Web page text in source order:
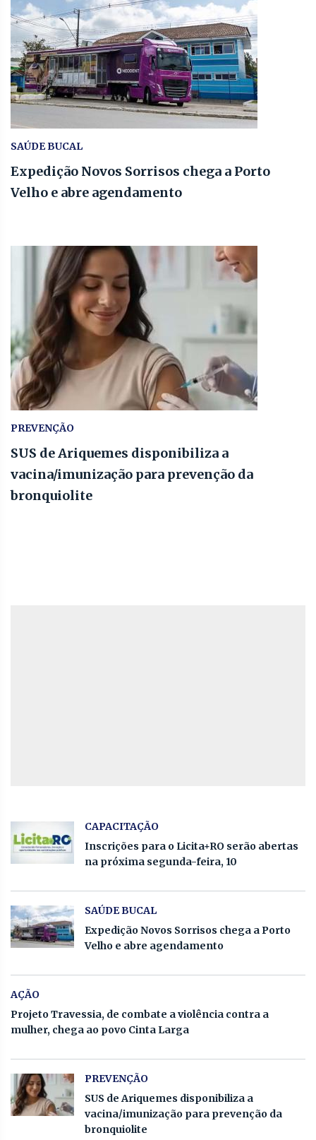
SAÚDE BUCAL
Expedição Novos Sorrisos chega a Porto
Velho e abre agendamento
PREVENÇÃO
SUS de Ariquemes disponibiliza a
vacina/imunização para prevenção da
bronquiolite
CAPACITAÇÃO
Inscrições para o Licita+RO serão abertas
na próxima segunda-feira, 10
SAÚDE BUCAL
Expedição Novos Sorrisos chega a Porto
Velho e abre agendamento
AÇÃO
Projeto Travessia, de combate a violência contra a
mulher, chega ao povo Cinta Larga
PREVENÇÃO
SUS de Ariquemes disponibiliza a
vacina/imunização para prevenção da
bronquiolite